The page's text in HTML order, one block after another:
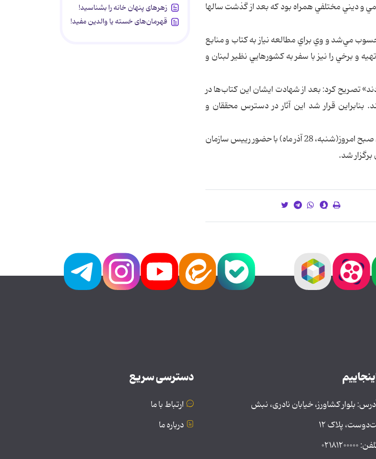
ساله شهيد مفتح با آثار علمي و ديني مختلفي همراه بود كه بعد از گذشت سالها
مي‌شد و وي براي مطالعه نياز به كتاب‌ و منابع
و برخي را نيز با سفر به كشورهايي نظير لبنان و
تصريح كرد:‌ بعد از شهادت ايشان اين كتاب‌ها در
بنابراين قرار شد اين آثار در دسترس محققان و
مراسم اهداي كتابخانه شخصي آيت‌الله دكتر محمد مفتح به كتابخانه ملي ايران صبح امروز(شنبه، 28 آذر ماه) با حضور رييس سازمان
برگزار شد.
زهرهای پنهان خانه را بشناسید!
قهرمان‌های خسته یا والدین مفید!
بلوار کشاورز، خیابان نادری، نبش
پلاک ۱۲
۰۲۱۸۱۲۰۰۰۰۰
دسترسی سریع
ارتباط با ما
درباره ما